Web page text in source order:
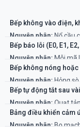
Bếp không vào điện,
Nguyên nhân: Nổ cầu
là lỗi phổ biến do quá
Khắc phục:
Cần kỹ
chữa bo mạch để đảm
Bếp báo lỗi (E0, E1,
Nguyên nhân: Mỗi mã
(E0), lỗi cảm biến nhiệt
Khắc phục:
Thử rút
chuyên môn để chẩn
Bếp không nóng hoặc
Nguyên nhân: Hỏng
nhiệt), hoặc lỗi bo
Khắc phục:Đây là lỗi
thay thế linh kiện bởi
Bếp tự động tắt sau
Nguyên nhân: Quạt
nóng và kích hoạt chế
biến nhiệt.
Bảng điều khiển cảm
Nguyên nhân: Bo